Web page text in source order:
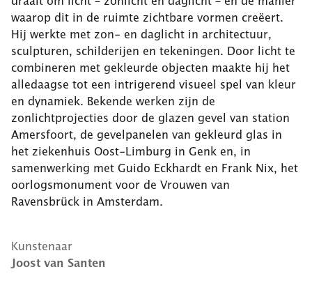
waarop dit in de ruimte zichtbare vormen creëert.
Hij werkte met zon- en daglicht in architectuur,
sculpturen, schilderijen en tekeningen. Door licht te
combineren met gekleurde objecten maakte hij het
alledaagse tot een intrigerend visueel spel van kleur
en dynamiek. Bekende werken zijn de
zonlichtprojecties door de glazen gevel van station
Amersfoort, de gevelpanelen van gekleurd glas in
het ziekenhuis Oost-Limburg in Genk en, in
samenwerking met Guido Eckhardt en Frank Nix, het
oorlogsmonument voor de Vrouwen van
Ravensbrück in Amsterdam.
Kunstenaar
Joost van Santen